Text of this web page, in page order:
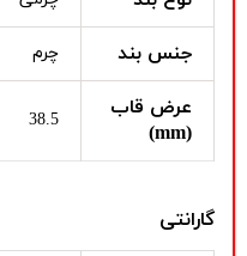
جنس بند چرم
عرض قاب
(mm)
38.5
گارانتی